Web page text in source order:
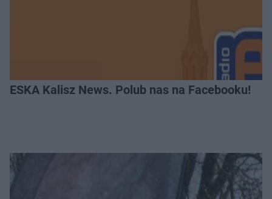
ESKA Kalisz News. Polub nas na Facebooku!